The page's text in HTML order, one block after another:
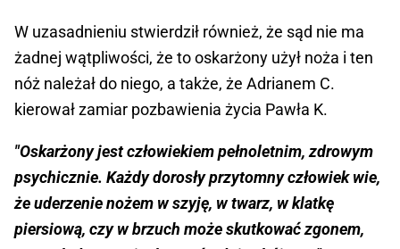
W uzasadnieniu stwierdził również, że sąd nie ma
żadnej wątpliwości, że to oskarżony użył noża i ten
nóż należał do niego, a także, że Adrianem C.
kierował zamiar pozbawienia życia Pawła K.
"Oskarżony jest człowiekiem pełnoletnim, zdrowym
psychicznie. Każdy dorosły przytomny człowiek wie,
że uderzenie nożem w szyję, w twarz, w klatkę
piersiową, czy w brzuch może skutkować zgonem,